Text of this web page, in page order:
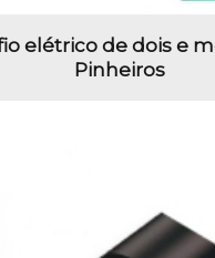
elétrico de dois e
Pinheiros